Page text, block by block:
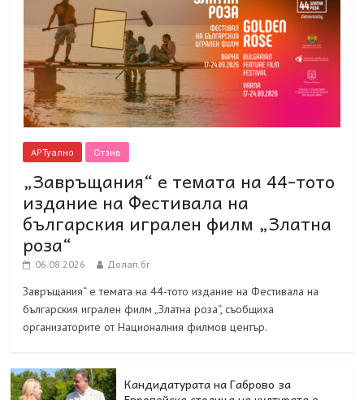
АРТуално Отзив
„Завръщания“ е темата на 44-тото
издание на Фестивала на
българския игрален филм „Златна
роза“
06.08.2026 Долап.бг
Завръщания“ е темата на 44-тото издание на Фестивала на
българския игрален филм „Златна роза“, съобщиха
организаторите от Националния филмов център.
Кандидатурата на Габрово за